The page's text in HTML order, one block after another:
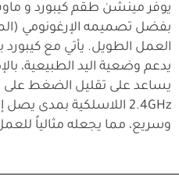
يوفر مينشن طقم كيبورد و
بفضل تصميمه الإرغونومي
العمل الطويل. يأتي مع
يدعم وضعية اليد الطبيعية،
يساعد على تقليل الضغط على
وسريع، مما يجعله مثالياً